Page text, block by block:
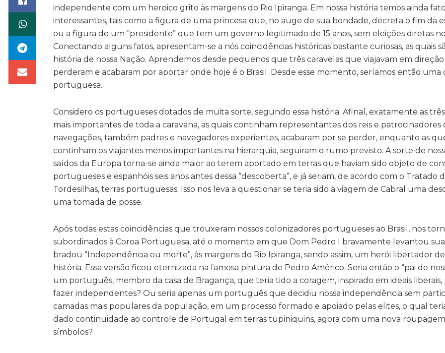
independente com um heroico grito às margens do Rio Ipiranga. Em nossa história temos ainda
interessantes, tais como a figura de uma princesa que, no auge de sua bondade, decreta o fim da
ou a figura de um “presidente” que tem um governo legitimado de 15 anos, sem eleições diretas
Conectando alguns fatos, apresentam-se a nós coincidências históricas bastante curiosas, as quais
história de nossa Nação. Aprendemos desde pequenos que três caravelas que viajavam em direção
perderam e acabaram por aportar onde hoje é o Brasil. Desde esse momento, seríamos então uma
portuguesa.
Considero os portugueses dotados de muita sorte, segundo essa história. Afinal, exatamente as
mais importantes de toda a caravana, as quais continham representantes dos reis e patrocinadores
navegações, também padres e navegadores experientes, acabaram por se perder, enquanto as
continham os viajantes menos importantes na hierarquia, seguiram o rumo previsto. A sorte de
saídos da Europa torna-se ainda maior ao terem aportado em terras que haviam sido objeto de
portugueses e espanhóis seis anos antes dessa “descoberta”, e já seriam, de acordo com o Tratado
Tordesilhas, terras portuguesas. Isso nos leva a questionar se teria sido a viagem de Cabral uma
uma tomada de posse.
Após todas estas coincidências que trouxeram nossos colonizadores portugueses ao Brasil, nos
subordinados à Coroa Portuguesa, até o momento em que Dom Pedro I bravamente levantou sua
bradou “Independência ou morte”, às margens do Rio Ipiranga, sendo assim, um herói libertador de
história. Essa versão ficou eternizada na famosa pintura de Pedro Américo. Seria então o “pai de
um português, membro da casa de Bragança, que teria tido a coragem, inspirado em ideais liberais,
fazer independentes? Ou seria apenas um português que decidiu nossa independência sem
camadas mais populares da população, em um processo formado e apoiado pelas elites, o qual
dado continuidade ao controle de Portugal em terras tupiniquins, agora com uma nova
símbolos?